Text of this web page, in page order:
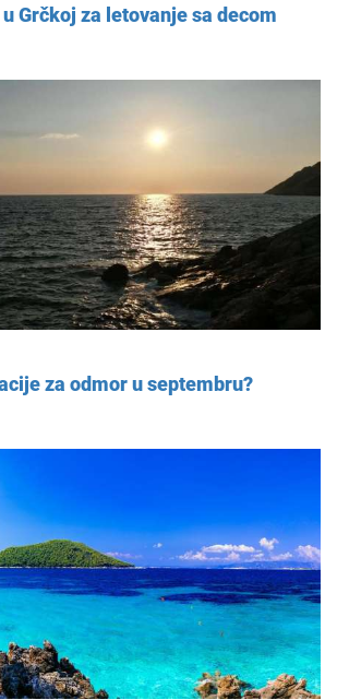
Grčkoj za letovanje sa decom
za odmor u septembru?